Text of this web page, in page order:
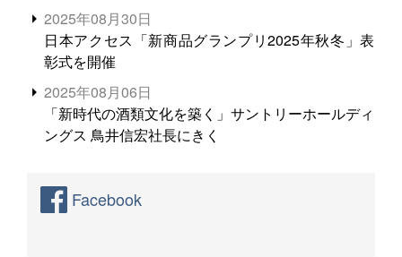
2025年08月30日
日本アクセス「新商品グランプリ2025年秋冬」表
彰式を開催
2025年08月06日
「新時代の酒類文化を築く」サントリーホールディ
ングス 鳥井信宏社長にきく
Facebook